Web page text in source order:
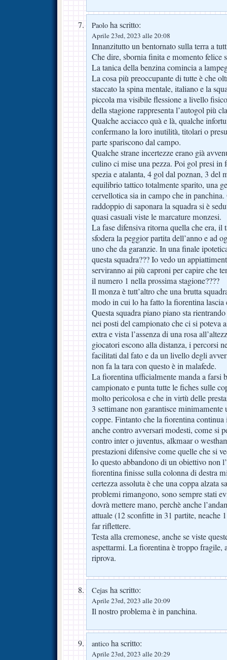
Paolo ha scritto:
Aprile 23rd, 2023 alle 20:08
Innanzitutto un bentornato sulla terra a
Che dire, sbornia finita e momento felice
La tanica della benzina comincia a
La cosa più preoccupante di tutte è che
staccato la spina mentale, italiano e la
piccola ma visibile flessione a livello
della stagione rappresenta l’autogol più
Qualche acciacco quà e là, qualche
confermano la loro inutilità, titolari o
parte spariscono dal campo.
Qualche strane incertezze erano già
culino ci mise una pezza. Poi gol presi in
spezia e atalanta, 4 gol dal poznan, 3 del
equilibrio tattico totalmente sparito, una
cervellotica sia in campo che in
raddoppio di saponara la squadra si è
quasi casuali viste le marcature monzesi.
La fase difensiva ritorna quella che era, il
sfodera la peggior partita dell’anno e ad
uno che da garanzie. In una finale
questa squadra??? Io vedo un
serviranno ai più caproni per capire che
il numero 1 nella prossima stagione????
Il monza è tutt’altro che una brutta
modo in cui lo ha fatto la fiorentina lascia
Questa squadra piano piano sta
nei posti del campionato che ci si poteva
extra e vista l’assenza di una rosa
giocatori escono alla distanza, i percorsi
facilitati dal fato e da un livello degli
non fa la tara con questo è in malafede.
La fiorentina ufficialmente manda a farsi
campionato e punta tutte le fiches sulle
molto pericolosa e che in virtù delle
3 settimane non garantisce
coppe. Fintanto che la fiorentina
anche contro avversari modesti, come si
contro inter o juventus, alkmaar o
prestazioni difensive come quelle che si
Io questo abbandono di un obiettivo non
fiorentina finisse sulla colonna di destra
certezza assoluta è che una coppa alzata
problemi rimangono, sono sempre stati
dovrà mettere mano, perchè anche
attuale (12 sconfitte in 31 partite, neache
far riflettere.
Testa alla cremonese, anche se viste
aspettarmi. La fiorentina è troppo fragile,
riprova.
Cejas ha scritto:
Aprile 23rd, 2023 alle 20:09
Il nostro problema è in panchina.
antico ha scritto:
Aprile 23rd, 2023 alle 20:29